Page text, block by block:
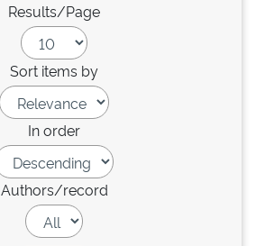
Results/Page
Sort items by
In order
Authors/record